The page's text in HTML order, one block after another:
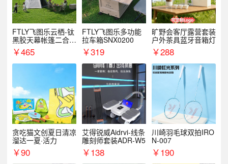
FTLY飞图乐云栖-钛
黑胶天幕帐篷二合一
TMTZ0201
￥465
FTLY飞图乐多功能
拉车箱SNX0200
￥319
旷野会客厅露营套装
户外茶具蓝牙音箱灯
￥288
贪吃猫文创夏日清凉
溜达一夏·活力
￥90
艾得锐威Aidrvi-线条
雕刻师套装ADR-W5
￥138
川崎羽毛球双拍IRO
N-007
￥190